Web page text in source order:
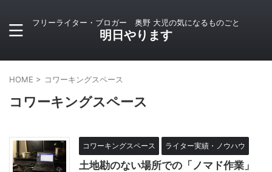
フリーライター・ブロガー 奥野 大児の気になるものごと
明日やります
HOME > コワーキングスペース
コワーキングスペース
コワーキングスペース ライター実績・ノウハウ
土地勘のない場所での「ノマド作業」